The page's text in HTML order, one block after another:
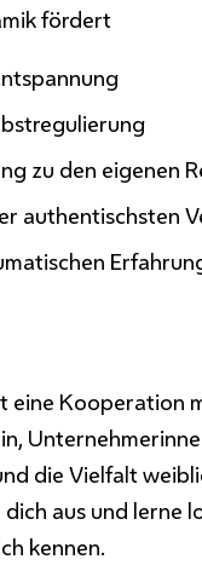
fördert
zu den eigenen
authentischsten
eine Kooperation
die Vielfalt
aus und lerne
kennen.